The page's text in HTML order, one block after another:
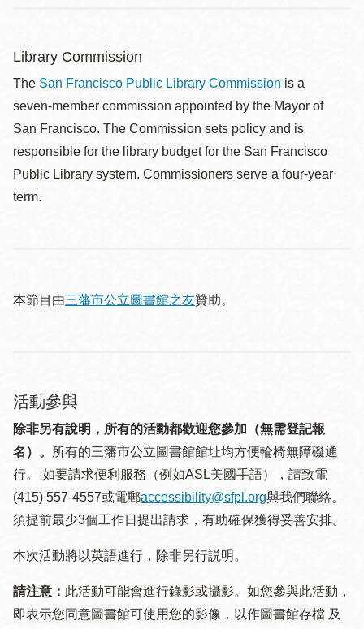
Library Commission
The San Francisco Public Library Commission is a
seven-member commission appointed by the Mayor of
San Francisco. The Commission sets policy and is
responsible for the library budget for the San Francisco
Public Library system. Commissioners serve a four-year
term.
本節目由三藩市公立圖書館之友贊助。
活動參與
除非另有說明，所有的活動都歡迎您參加（無需登記報
名）。
所有的三藩市公立圖書館館址均方便輪椅無障礙通
行。 如要請求便利服務（例如ASL美國手語），請致電
(415) 557-4557或電郵accessibility@sfpl.org與我們聯絡。
須提 前最少3個工作日提出請求，有助確保獲得妥善安排。
本次活動將以英語進行，除非另行説明。
請注意： 此活動可能會進行錄影或攝影。如您參與此活動，
即表示您同意圖書館可使用您的影像，以作圖書館存檔 及